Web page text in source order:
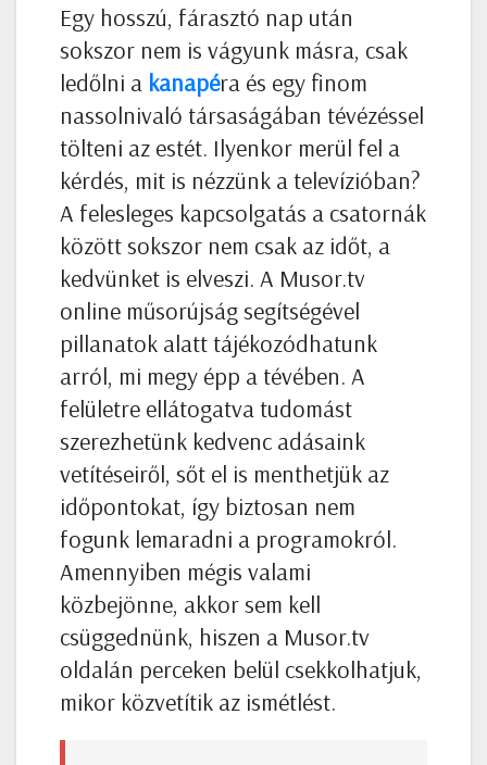
Egy hosszú, fárasztó nap után
sokszor nem is vágyunk másra, csak
ledőlni a kanapéra és egy finom
nassolnivaló társaságában tévézéssel
tölteni az estét. Ilyenkor merül fel a
kérdés, mit is nézzünk a televízióban?
A felesleges kapcsolgatás a csatornák
között sokszor nem csak az időt, a
kedvünket is elveszi. A Musor.tv
online műsorújság segítségével
pillanatok alatt tájékozódhatunk
arról, mi megy épp a tévében. A
felületre ellátogatva tudomást
szerezhetünk kedvenc adásaink
vetítéseiről, sőt el is menthetjük az
időpontokat, így biztosan nem
fogunk lemaradni a programokról.
Amennyiben mégis valami
közbejönne, akkor sem kell
csüggednünk, hiszen a Musor.tv
oldalán perceken belül csekkolhatjuk,
mikor közvetítik az ismétlést.